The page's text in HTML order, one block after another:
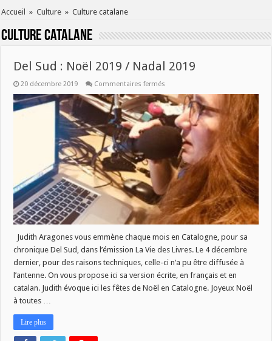
Accueil » Culture » Culture catalane
Culture catalane
Del Sud : Noël 2019 / Nadal 2019
20 décembre 2019 Commentaires fermés
Sud
:
Noël
2019
Nadal
Judith Aragones vous emmène chaque mois en Catalogne, pour sa
chronique Del Sud, dans l’émission La Vie des Livres. Le 4 décembre
dernier, pour des raisons techniques, celle-ci n’a pu être diffusée à
l’antenne. On vous propose ici sa version écrite, en français et en
catalan. Judith évoque ici les fêtes de Noël en Catalogne. Joyeux Noël
à toutes …
Lire plus